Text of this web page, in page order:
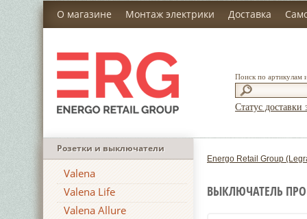
О магазине Монтаж электрики Доставка
Поиск по артикулам
Статус доставки
Розетки и выключатели
Valena
Valena Life
Valena Allure
Energo Retail Group
ВЫКЛЮЧАТЕЛЬ